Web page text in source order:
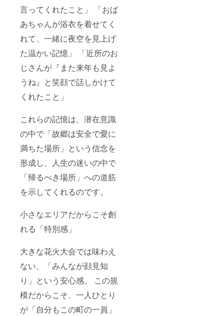
言ってくれたこと」 「おば
あちゃんが浴衣を着せてく
れて、一緒に夜空を見上げ
た温かい記憶」 「近所のお
じさんが『また来年も見よ
うね』と笑顔で話しかけて
くれたこと」
これらの記憶は、潜在意識
の中で「故郷は安全で愛に
満ちた場所」という信念を
形成し、人生の迷いの中で
「帰るべき場所」への道筋
を示してくれるのです。
小さなエリアだからこそ創
れる「特別感」
大きな花火大会では味わえ
ない、「みんなが顔見知
り」という安心感。 この規
模だからこそ、一人ひとり
が「自分もこの町の一員」